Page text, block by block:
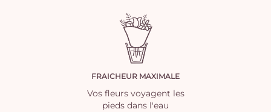
FRAICHEUR MAXIMALE
Vos fleurs voyagent les
pieds dans l'eau